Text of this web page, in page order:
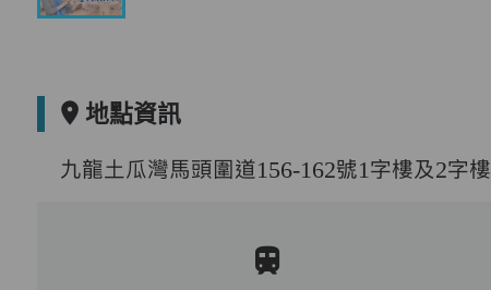
地點資訊
九龍土瓜灣馬頭圍道156-162號1字樓及2字樓